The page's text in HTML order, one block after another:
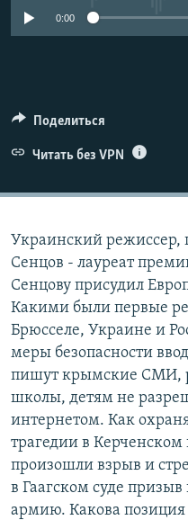
ПОБЕДИТЕЛЕЙ НЕ СУДЯТ?
УКРАИНСКАЯ ПРОБЛЕМА
ПРИСОЕДИНЯЙТЕСЬ!
0:00
Поделиться
Читать без VPN
Украинский режиссер,
Сенцов - лауреат
Сенцову присудил
Какими были первые
Брюсселе, Украине и
меры безопасности
пишут крымские СМИ,
школы, детям не
интернетом. Как
трагедии в Керченском
произошли взрыв и
в Гаагском суде
армию. Какова